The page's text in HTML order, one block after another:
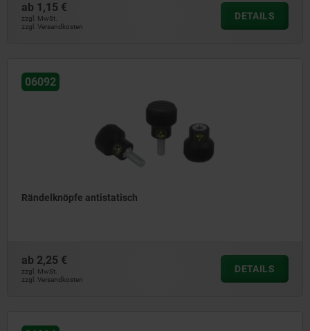
ab 1,15 €
zzgl. MwSt.
zzgl. Versandkosten
DETAILS
06092
Rändelknöpfe antistatisch
ab 2,25 €
zzgl. MwSt.
zzgl. Versandkosten
DETAILS